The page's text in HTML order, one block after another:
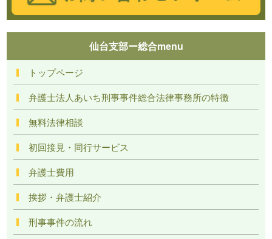
仙台支部ー総合menu
トップページ
弁護士法人あいち刑事事件総合法律事務所の特徴
無料法律相談
初回接見・同行サービス
弁護士費用
挨拶・弁護士紹介
刑事事件の流れ